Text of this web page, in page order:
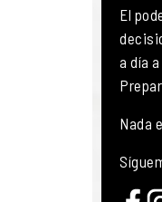
El
a día
Nada